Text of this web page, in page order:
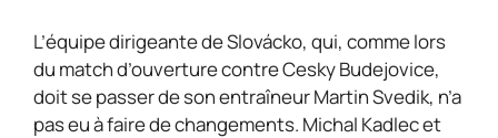
L’équipe dirigeante de Slovácko, qui, comme lors
du match d’ouverture contre Cesky Budejovice,
doit se passer de son entraîneur Martin Svedik, n’a
pas eu à faire de changements. Michal Kadlec et